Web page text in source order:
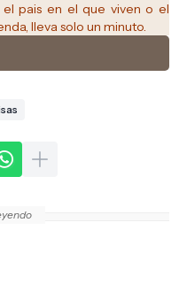
pais en el que viven o el
lleva solo un minuto.